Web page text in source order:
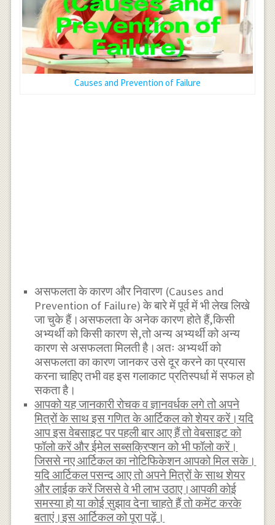
Causes and Prevention of Failure
असफलता के कारण और निवारण (Causes and
Prevention of Failure) के बारे में पूर्व में भी लेख लिखे
जा चुके हैं।असफलता के अनेक कारण होते हैं,किसी
अभ्यर्थी को किसी कारण से,तो अन्य अभ्यर्थी को अन्य
कारण से असफलता मिलती है।अतः अभ्यर्थी को
असफलता का कारण जानकर उसे दूर करने का प्रयास
करना चाहिए तभी वह इस गलाकाट प्रतिस्पर्धा में सफल हो
सकता है।
आपको यह जानकारी रोचक व ज्ञानवर्धक लगे तो अपने
मित्रों के साथ इस गणित के आर्टिकल को शेयर करें।यदि
आप इस वेबसाइट पर पहली बार आए हैं तो वेबसाइट को
फॉलो करें और ईमेल सब्सक्रिप्शन को भी फॉलो करें।
जिससे नए आर्टिकल का नोटिफिकेशन आपको मिल सके।
यदि आर्टिकल पसन्द आए तो अपने मित्रों के साथ शेयर
और लाईक करें जिससे वे भी लाभ उठाए।आपकी कोई
समस्या हो या कोई सुझाव देना चाहते हैं तो कमेंट करके
बताएं।इस आर्टिकल को पूरा पढ़ें।